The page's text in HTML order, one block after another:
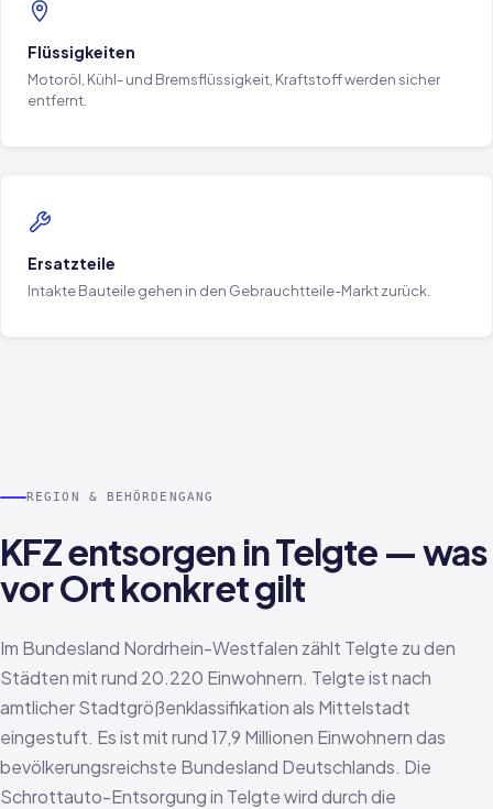
Flüssigkeiten
Motoröl, Kühl- und Bremsflüssigkeit, Kraftstoff werden sicher
entfernt.
Ersatzteile
Intakte Bauteile gehen in den Gebrauchtteile-Markt zurück.
REGION & BEHÖRDENGANG
KFZ entsorgen in Telgte — was
vor Ort konkret gilt
Im Bundesland Nordrhein-Westfalen zählt Telgte zu den
Städten mit rund 20.220 Einwohnern. Telgte ist nach
amtlicher Stadtgrößenklassifikation als Mittelstadt
eingestuft. Es ist mit rund 17,9 Millionen Einwohnern das
bevölkerungsreichste Bundesland Deutschlands. Die
Schrottauto-Entsorgung in Telgte wird durch die